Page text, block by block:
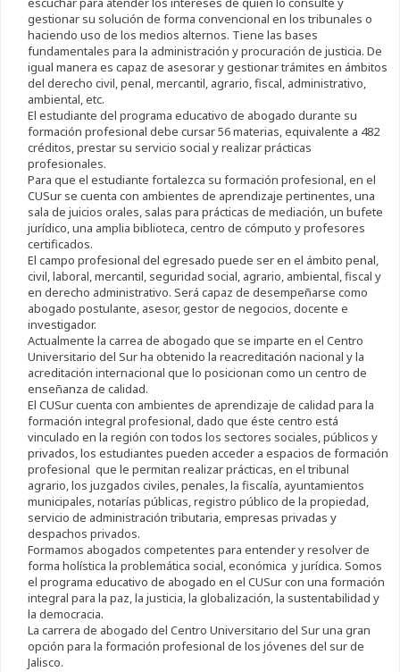
gestionar su solución de forma convencional en los tribunales o
haciendo uso de los medios alternos. Tiene las bases
fundamentales para la administración y procuración de justicia. De
igual manera es capaz de asesorar y gestionar trámites en ámbitos
del derecho civil, penal, mercantil, agrario, fiscal, administrativo,
ambiental, etc.
El estudiante del programa educativo de abogado durante su
formación profesional debe cursar 56 materias, equivalente a 482
créditos, prestar su servicio social y realizar prácticas
profesionales.
Para que el estudiante fortalezca su formación profesional, en el
CUSur se cuenta con ambientes de aprendizaje pertinentes, una
sala de juicios orales, salas para prácticas de mediación, un bufete
jurídico, una amplia biblioteca, centro de cómputo y profesores
certificados.
El campo profesional del egresado puede ser en el ámbito penal,
civil, laboral, mercantil, seguridad social, agrario, ambiental, fiscal y
en derecho administrativo. Será capaz de desempeñarse como
abogado postulante, asesor, gestor de negocios, docente e
investigador.
Actualmente la carrea de abogado que se imparte en el Centro
Universitario del Sur ha obtenido la reacreditación nacional y la
acreditación internacional que lo posicionan como un centro de
enseñanza de calidad.
El CUSur cuenta con ambientes de aprendizaje de calidad para la
formación integral profesional, dado que éste centro está
vinculado en la región con todos los sectores sociales, públicos y
privados, los estudiantes pueden acceder a espacios de formación
profesional que le permitan realizar prácticas, en el tribunal
agrario, los juzgados civiles, penales, la fiscalía, ayuntamientos
municipales, notarías públicas, registro público de la propiedad,
servicio de administración tributaria, empresas privadas y
despachos privados.
Formamos abogados competentes para entender y resolver de
forma holística la problemática social, económica y jurídica. Somos
el programa educativo de abogado en el CUSur con una formación
integral para la paz, la justicia, la globalización, la sustentabilidad y
la democracia.
La carrera de abogado del Centro Universitario del Sur una gran
opción para la formación profesional de los jóvenes del sur de
Jalisco.